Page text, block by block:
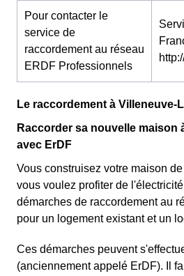
Pour contacter le
service de
raccordement au réseau
ERDF Professionnels
Le raccordement à Villeneuve-
Raccorder sa nouvelle maison
avec ErDF
Vous construisez votre maison
vous voulez profiter de
démarches de raccordement au
pour un logement existant et un
Ces démarches peuvent
(anciennement appelé ErDF). Il